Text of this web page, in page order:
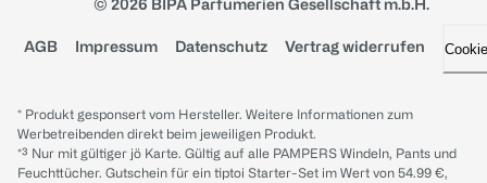
© 2026 BIPA Parfumerien Gesellschaft m.b.H.
AGB Impressum Datenschutz Vertrag widerrufen
* Produkt gesponsert vom Hersteller. Weitere Informationen zum
Werbetreibenden direkt beim jeweiligen Produkt.
*³ Nur mit gültiger jö Karte. Gültig auf alle PAMPERS Windeln, Pants und
Feuchttücher. Gutschein für ein tiptoi Starter-Set im Wert von 54.99 €,